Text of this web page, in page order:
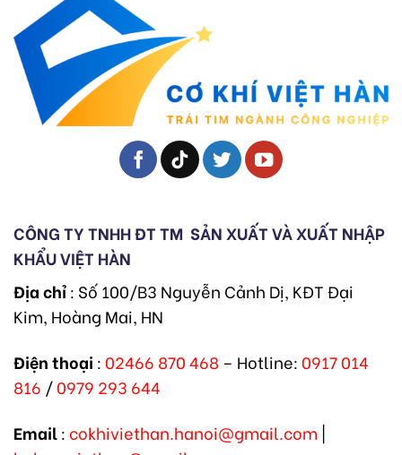
CÔNG TY TNHH ĐT TM SẢN XUẤT VÀ XUẤT NHẬP
KHẨU VIỆT HÀN
Địa chỉ: Số 100/B3 Nguyễn Cảnh Dị, KĐT Đại
Kim, Hoàng Mai, HN
Điện thoại : 02466 870 468 – Hotline: 0917 014
816 /0979 293 644
Email: cokhiviethan.hanoi@gmail.com